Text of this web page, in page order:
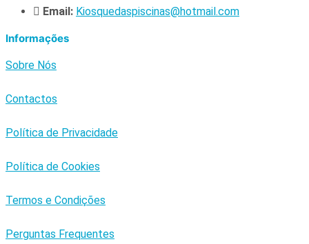
Email: Kiosquedaspiscinas@hotmail.com
Informações
Sobre Nós
Contactos
Política de Privacidade
Política de Cookies
Termos e Condições
Perguntas Frequentes